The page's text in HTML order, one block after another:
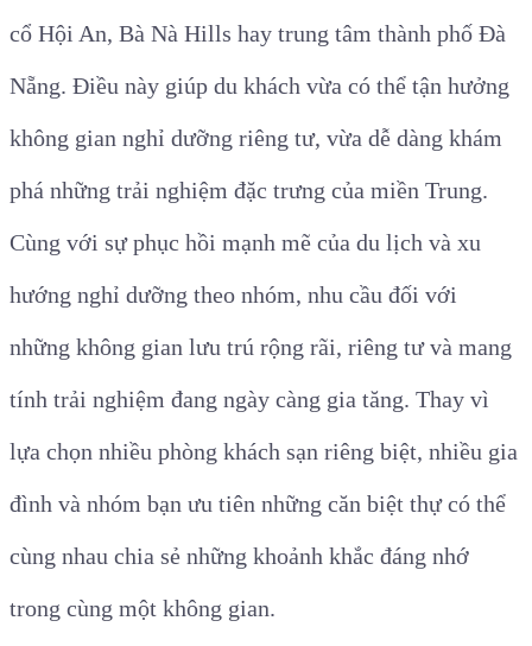
cổ Hội An, Bà Nà Hills hay trung tâm thành phố Đà
Nẵng. Điều này giúp du khách vừa có thể tận hưởng
không gian nghỉ dưỡng riêng tư, vừa dễ dàng khám
phá những trải nghiệm đặc trưng của miền Trung.
Cùng với sự phục hồi mạnh mẽ của du lịch và xu
hướng nghỉ dưỡng theo nhóm, nhu cầu đối với
những không gian lưu trú rộng rãi, riêng tư và mang
tính trải nghiệm đang ngày càng gia tăng. Thay vì
lựa chọn nhiều phòng khách sạn riêng biệt, nhiều gia
đình và nhóm bạn ưu tiên những căn biệt thự có thể
cùng nhau chia sẻ những khoảnh khắc đáng nhớ
trong cùng một không gian.